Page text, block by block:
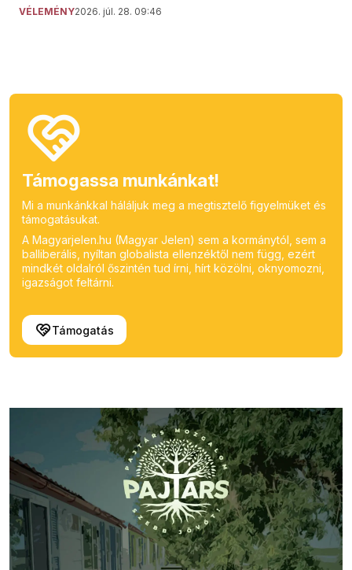
VÉLEMÉNY2026. júl. 28. 09:46
Támogassa munkánkat!
Mi a munkánkkal háláljuk meg a megtisztelő figyelmüket és
támogatásukat.
A Magyarjelen.hu (Magyar Jelen) sem a kormánytól, sem a
balliberális, nyíltan globalista ellenzéktől nem függ, ezért
mindkét oldalról őszintén tud írni, hírt közölni, oknyomozni,
igazságot feltárni.
Támogatás